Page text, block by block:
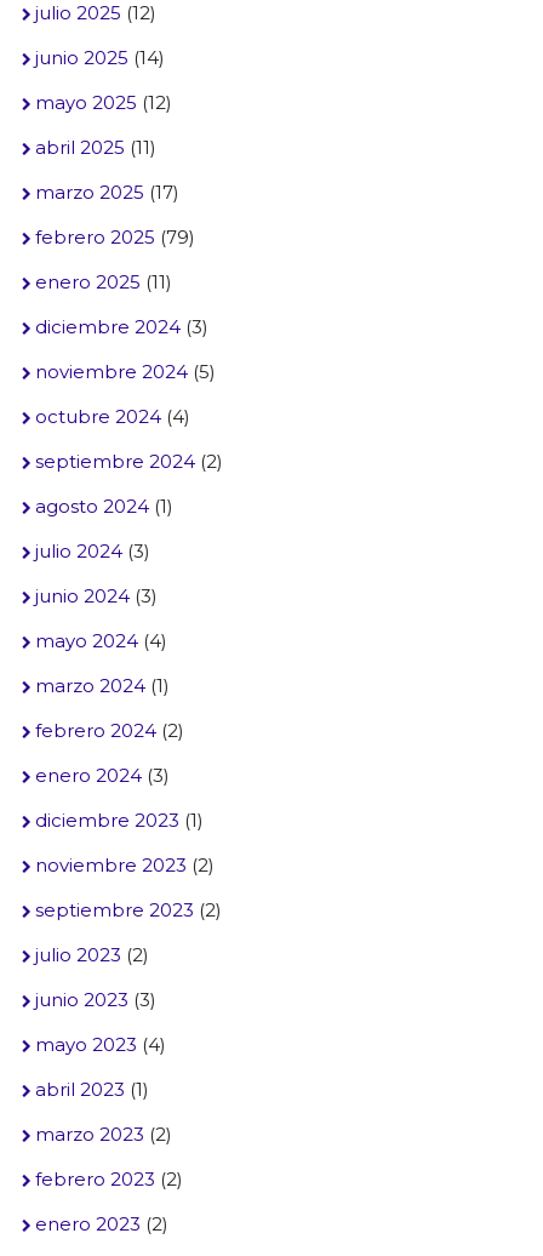
julio 2025 (12)
junio 2025 (14)
mayo 2025 (12)
abril 2025 (11)
marzo 2025 (17)
febrero 2025 (79)
enero 2025 (11)
diciembre 2024(3)
noviembre 2024(5)
octubre 2024(4)
septiembre 2024(2)
agosto 2024(1)
julio 2024(3)
junio 2024(3)
mayo 2024(4)
marzo 2024(1)
febrero 2024(2)
enero 2024(3)
diciembre 2023 (1)
noviembre 2023 (2)
septiembre 2023 (2)
julio 2023 (2)
junio 2023 (3)
mayo 2023 (4)
abril 2023 (1)
marzo 2023 (2)
febrero 2023 (2)
enero 2023 (2)